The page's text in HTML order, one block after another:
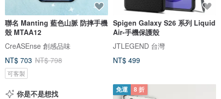
聯名 Manting 藍色山脈 防摔手機
殼 MTAA12
CreASEnse 創感品味
NT$ 703 NT$ 798
可客製
Spigen Galaxy S26 系列 Liquid
Air-手機保護殼
JTLEGEND 台灣
NT$ 499
你是不是想找 免運 8 折